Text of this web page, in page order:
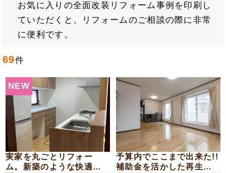
お気に入りの全面改装リフォーム事例を印刷し
ていただくと、リフォームのご相談の際に非常
に便利です。
69件
NEW
実家を丸ごとリフォー
ム。新築のような快適空
予算内でここまで出来た!!
補助金を活かした再生住